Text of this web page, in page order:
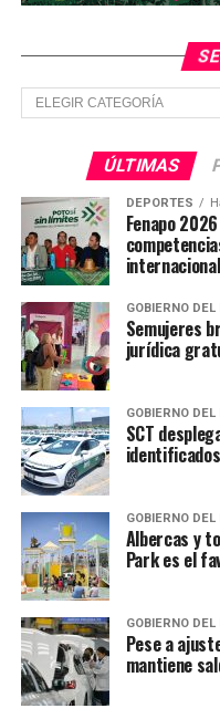
Secciones
ÚLTIMAS
DEPORTES
Fenapo
GOBIERNO DEL
Semujeres
jurídica
GOBIERNO DEL
SCT
GOBIERNO DEL
Albercas y
Park es el
GOBIERNO DEL
Pese a
mantiene